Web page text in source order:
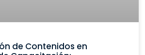
de Contenidos en